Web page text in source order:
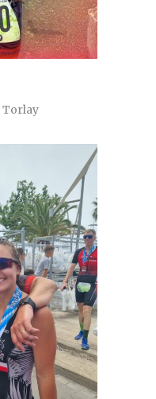
Torlay